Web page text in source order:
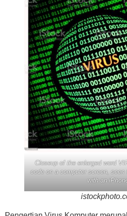
Closeup of the enlarged word
code on a computer screen, seen
with an